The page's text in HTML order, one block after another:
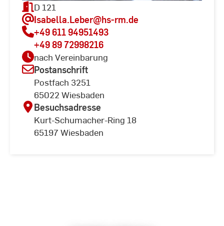
D 121
Isabella.Leber@hs-rm.de
+49 611 94951493
+49 89 72998216
nach Vereinbarung
Postanschrift
Postfach 3251
65022 Wiesbaden
Besuchsadresse
Kurt-Schumacher-Ring 18
65197 Wiesbaden